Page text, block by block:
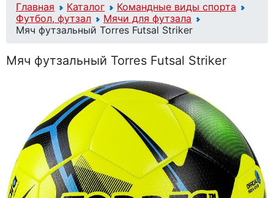
Главная Каталог
Командные виды спорта
Футбол, футзал
Мячи для футзала
Мяч футзальный Torres Futsal Striker
Мяч футзальный Torres Futsal Striker